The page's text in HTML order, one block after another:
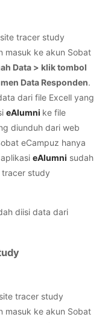
tracer study
masuk ke akun Sobat
Data > klik tombol
Data Responden.
dari file Excell yang
eAlumni ke file
diunduh dari web
eCampuz hanya
eAlumni sudah
tracer study
diisi data dari
tracer study
masuk ke akun Sobat